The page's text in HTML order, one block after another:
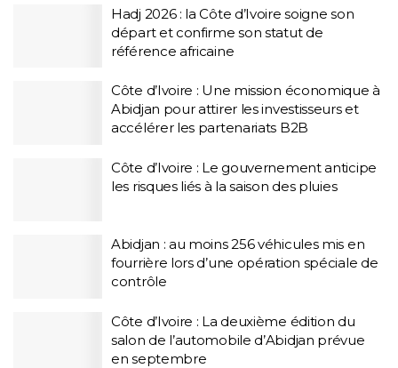
Hadj 2026 : la Côte d’Ivoire soigne son
départ et confirme son statut de
référence africaine
Côte d’Ivoire : Une mission économique à
Abidjan pour attirer les investisseurs et
accélérer les partenariats B2B
Côte d’Ivoire : Le gouvernement anticipe
les risques liés à la saison des pluies
Abidjan : au moins 256 véhicules mis en
fourrière lors d’une opération spéciale de
contrôle
Côte d’Ivoire : La deuxième édition du
salon de l’automobile d’Abidjan prévue
en septembre